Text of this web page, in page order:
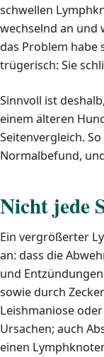
schwellen
wechselnd an und
das Problem habe
trügerisch: Sie
Sinnvoll ist
einem älteren
Seitenvergleich.
Normalbefund,
Nicht jede
Ein vergrößerter
an: dass die
und
sowie durch
Leishmaniose
Ursachen; auch
einen